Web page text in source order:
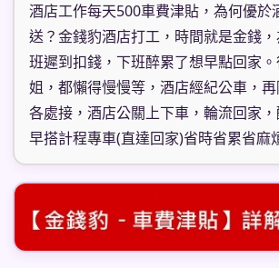
酒店工作每天500車費津貼，為何優於
送？金錢豹酒店打工，時間就是金錢
班遲到扣錢，下班醉累了想早點回家
姐，都懶得慢慢等，酒店經紀公車，
各處接，酒店公關上下車，輪流回家
早搭計程專車(直達回家)省時省累省麻